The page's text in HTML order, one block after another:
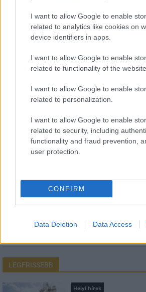
I want to allow Google to enable
related to analytics like cookies on
device identifiers in apps.
I want to allow Google to enable
related to functionality of the
I want to allow Google to enable
related to personalization.
I want to allow Google to enable
related to security, including
functionality and fraud prevention,
user protection.
CONFIRM
Data Deletion Data Access
HÍRLEVÉL
Feliratkozom a hírlevélre és
FELIRATKOZÁS
LEGFRISSEBB
Helyi hírek